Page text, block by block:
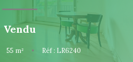
De Copropriété
CONNAITRE
Vendu
55 m² • Réf : LR6240